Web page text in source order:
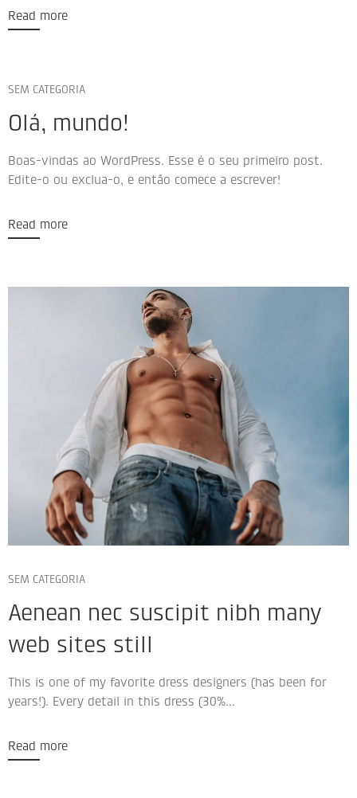
Read more
SEM CATEGORIA
Olá, mundo!
Boas-vindas ao WordPress. Esse é o seu primeiro post.
Edite-o ou exclua-o, e então comece a escrever!
Read more
SEM CATEGORIA
Aenean nec suscipit nibh many
web sites still
This is one of my favorite dress designers (has been for
years!). Every detail in this dress (30%...
Read more